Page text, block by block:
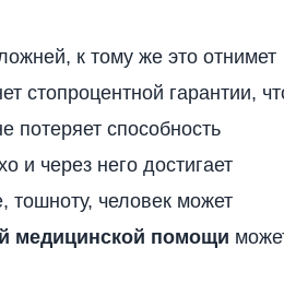
к тому же это отнимет
стопроцентной гарантии,
потеряет способность
и через него достигает
тошноту, человек может
медицинской помощи